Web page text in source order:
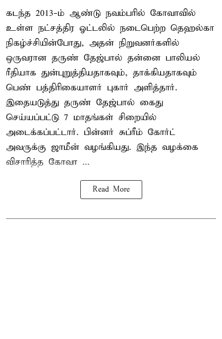
கடந்த 2013-ம் ஆண்டு நவம்பரில் கோவாவில்
உள்ள நட்சத்திர ஓட்டலில் நடைபெற்ற தெஹல்கா
நிகழ்ச்சியின்போது, அதன் நிறுவனர்களில்
ஒருவரான தருண் தேஜ்பால் தன்னை பாலியல்
ரீதியாக துன்புறுத்தியதாகவும், தாக்கியதாகவும்
பெண் பத்திரிகையாளர் புகார் அளித்தார்.
இதையடுத்து தருண் தேஜ்பால் கைது
செய்யப்பட்டு 7 மாதங்கள் சிறையில்
அடைக்கப்பட்டார். பின்னர் சுப்ரீம் கோர்ட்
அவருக்கு ஜாமீன் வழங்கியது. இந்த வழக்கை
விசாரித்த கோவா ...
Read More